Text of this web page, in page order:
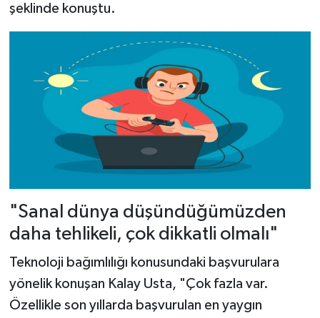
şeklinde konuştu.
"Sanal dünya düşündüğümüzden
daha tehlikeli, çok dikkatli olmalı"
Teknoloji bağımlılığı konusundaki başvurulara
yönelik konuşan Kalay Usta, "Çok fazla var.
Özellikle son yıllarda başvurulan en yaygın